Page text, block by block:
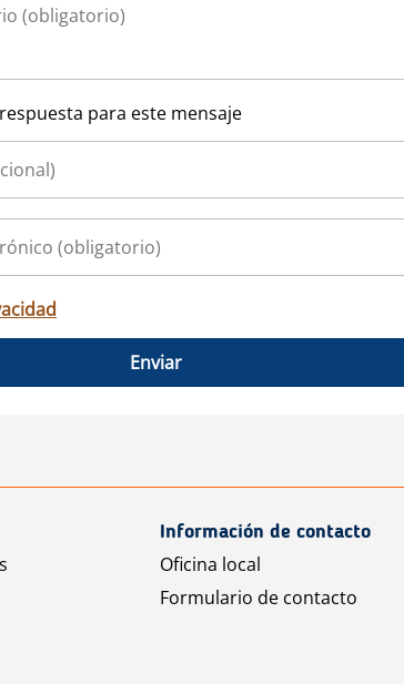
para este mensaje
Enviar
Información de contacto
Oficina local
Formulario de contacto